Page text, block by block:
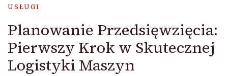
USŁUGI
Planowanie Przedsięwzięcia:
Pierwszy Krok w Skutecznej
Logistyki Maszyn